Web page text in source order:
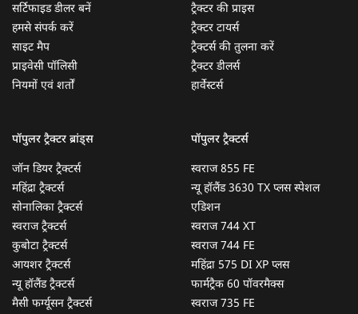
सर्टिफाइड डीलर बनें
हमसे संपर्क करें
साइट मैप
प्राइवेसी पॉलिसी
नियमों एवं शर्तों
ट्रैक्टर की प्राइस
ट्रैक्टर टायर्स
ट्रैक्टर्स की तुलना करें
ट्रैक्टर डीलर्स
हार्वेस्टर्स
पॉपुलर ट्रैक्टर ब्रांड्स
जॉन डियर ट्रैक्टर्स
महिंद्रा ट्रैक्टर्स
सोनालिका ट्रैक्टर्स
स्वराज ट्रैक्टर्स
कुबोटा ट्रैक्टर्स
आयशर ट्रैक्टर्स
न्यू हॉलैंड ट्रैक्टर्स
मैसी फर्ग्यूसन ट्रैक्टर्स
पॉपुलर ट्रैक्टर्स
स्वराज 855 FE
न्यू हॉलैंड 3630 TX प्लस स्पेशल
एडिशन
स्वराज 744 XT
स्वराज 744 FE
महिंद्रा 575 DI XP प्लस
फार्मट्रैक 60 पॉवरमैक्स
स्वराज 735 FE